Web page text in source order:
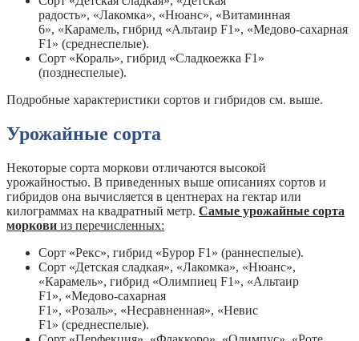
радость», «Лакомка», «Нюанс», «Витаминная
6», «Карамель, гибрид «Альтаир F1», «Медово-сахарная
F1» (среднеспелые).
Сорт «Кораль», гибрид «Сладкоежка F1»
(позднеспелые).
Подробные характеристики сортов и гибридов см. выше.
Урожайные сорта
Некоторые сорта моркови отличаются высокой
урожайностью. В приведенных выше описаниях сортов и
гибридов она вычисляется в центнерах на гектар или
килограммах на квадратный метр. Самые урожайные сорта
моркови из перечисленных:
Сорт «Рекс», гибрид «Бурор F1» (раннеспелые).
Сорт «Детская сладкая», «Лакомка», «Нюанс»,
«Карамель», гибрид «Олимпиец F1», «Альтаир
F1», «Медово-сахарная
F1», «Розаль», «Несравненная», «Невис
F1» (среднеспелые).